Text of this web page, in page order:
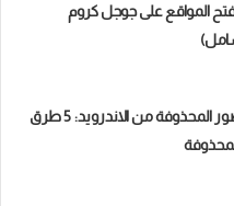
المواقع على جوجل كروم
كيفية استرجاع الصور المحذوفة من الاندرويد: 5 طرق